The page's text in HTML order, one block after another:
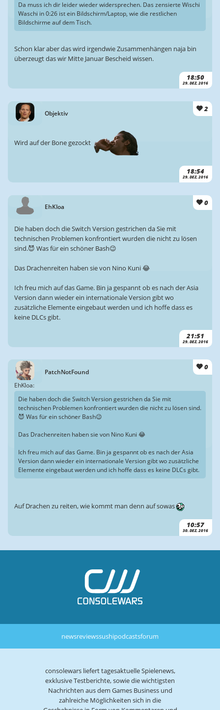
18:50
29. DEZ. 2016
Da muss ich dir leider wieder widersprechen. Das zensierte Wischi
Waschi in 0:26 ist ein Bildschirm/Laptop, wie die restlichen
Bildschirme auf dem Tisch.
Schon klar aber das wird irgendwie Zusammenhängen naja bin
überzeugt das wir Mitte Januar Bescheid wissen.
Objektiv
2
18:54
29. DEZ. 2016
Wird auf der Bone gezockt
EhKloa 0
21:51
29. DEZ. 2016
Die haben doch die Switch Version gestrichen da Sie mit
technischen Problemen konfrontiert wurden die nicht zu lösen
sind.😈 Was für ein schöner Bash😉
Das Drachenreiten haben sie von Nino Kuni 😂
Ich freu mich auf das Game. Bin ja gespannt ob es nach der Asia
Version dann wieder ein internationale Version gibt wo
zusätzliche Elemente eingebaut werden und ich hoffe dass es
keine DLCs gibt.
PatchNotFound
0
10:57
30. DEZ. 2016
EhKloa:
Die haben doch die Switch Version gestrichen da Sie mit
technischen Problemen konfrontiert wurden die nicht zu lösen sind.
😈 Was für ein schöner Bash😉
Das Drachenreiten haben sie von Nino Kuni 😂
Ich freu mich auf das Game. Bin ja gespannt ob es nach der Asia
Version dann wieder ein internationale Version gibt wo zusätzliche
Elemente eingebaut werden und ich hoffe dass es keine DLCs gibt.
Auf Drachen zu reiten, wie kommt man denn auf sowas
newsreviewssushipodcastsforum
consolewars liefert tagesaktuelle Spielenews,
exklusive Testberichte, sowie die wichtigsten
Nachrichten aus dem Games Business und
zahlreiche Möglichkeiten sich in die